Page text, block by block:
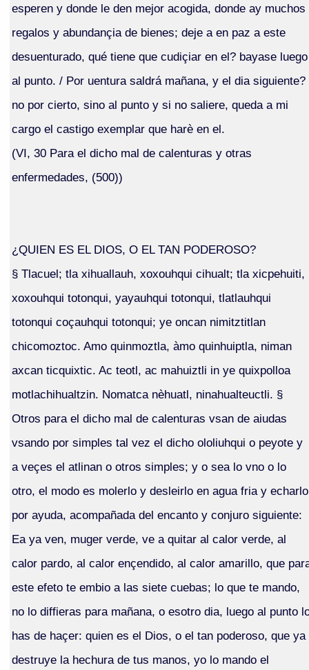
esperen y donde le den mejor acogida, donde ay muchos
regalos y abundançia de bienes; deje a en paz a este
desuenturado, qué tiene que cudiçiar en el? bayase luego
al punto. / Por uentura saldrá mañana, y el dia siguiente?
no por cierto, sino al punto y si no saliere, queda a mi
cargo el castigo exemplar que harè en el.
(VI, 30 Para el dicho mal de calenturas y otras
enfermedades, (500))
¿QUIEN ES EL DIOS, O EL TAN PODEROSO?
§ Tlacuel; tla xihuallauh, xoxouhqui cihualt; tla xicpehuiti,
xoxouhqui totonqui, yayauhqui totonqui, tlatlauhqui
totonqui coçauhqui totonqui; ye oncan nimitztitlan
chicomoztoc. Amo quinmoztla, àmo quinhuiptla, niman
axcan ticquixtic. Ac teotl, ac mahuiztli in ye quixpolloa
motlachihualtzin. Nomatca nèhuatl, ninahualteuctli. §
Otros para el dicho mal de calenturas vsan de aiudas
vsando por simples tal vez el dicho ololiuhqui o peyote y
a veçes el atlinan o otros simples; y o sea lo vno o lo
otro, el modo es molerlo y desleirlo en agua fria y echarlo
por ayuda, acompañada del encanto y conjuro siguiente:
Ea ya ven, muger verde, ve a quitar al calor verde, al
calor pardo, al calor ençendido, al calor amarillo, que
este efeto te embio a las siete cuebas; lo que te mando,
no lo diffieras para mañana, o esotro dia, luego al punto
has de haçer: quien es el Dios, o el tan poderoso, que ya
destruye la hechura de tus manos, yo lo mando el